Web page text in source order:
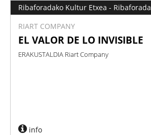
Ribaforadako Kultur Etxea - Ribaforada
RIART COMPANY
EL VALOR DE LO INVISIBLE
ERAKUSTALDIA Riart Company
info